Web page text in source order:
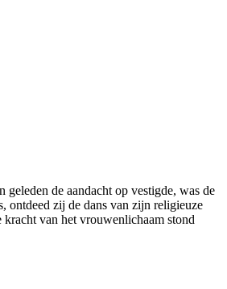
de aandacht op vestigde, was de
ontdeed zij de dans van zijn religieuze
van het vrouwenlichaam stond